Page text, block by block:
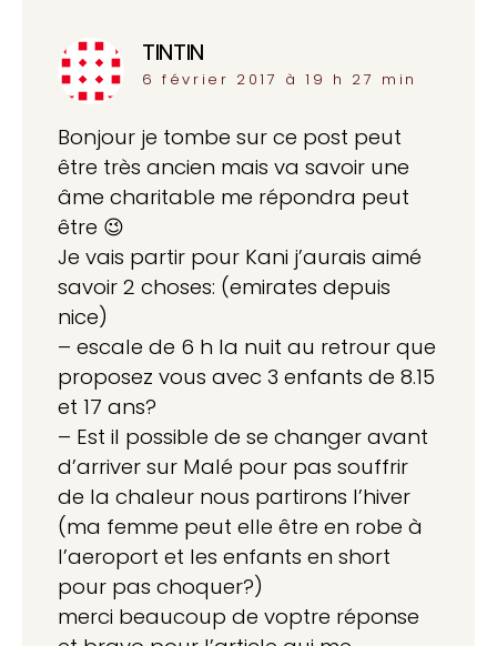
TINTIN
6 février 2017 à 19 h 27 min
Bonjour je tombe sur ce post peut
être très ancien mais va savoir une
âme charitable me répondra peut
être 😉
Je vais partir pour Kani j’aurais aimé
savoir 2 choses: (emirates depuis
nice)
– escale de 6 h la nuit au retrour que
proposez vous avec 3 enfants de 8.15
et 17 ans?
– Est il possible de se changer avant
d’arriver sur Malé pour pas souffrir
de la chaleur nous partirons l’hiver
(ma femme peut elle être en robe à
l’aeroport et les enfants en short
pour pas choquer?)
merci beaucoup de voptre réponse